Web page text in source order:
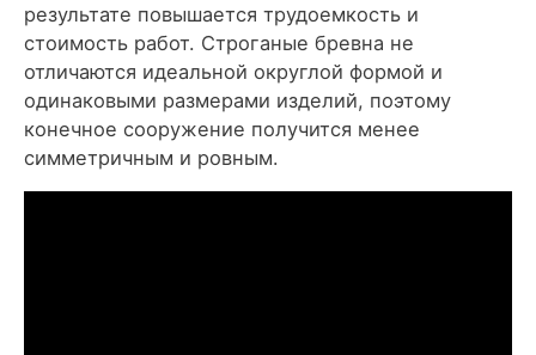
результате повышается трудоемкость и
стоимость работ. Строганые бревна не
отличаются идеальной округлой формой и
одинаковыми размерами изделий, поэтому
конечное сооружение получится менее
симметричным и ровным.